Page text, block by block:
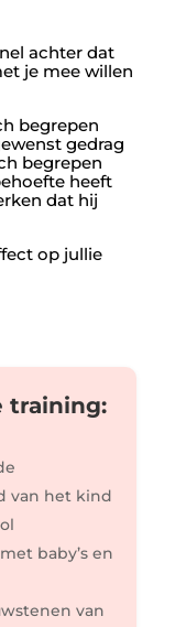
achter dat
je mee willen
begrepen
gedrag
begrepen
heeft
dat hij
op jullie
training:
van het kind
baby’s en
van